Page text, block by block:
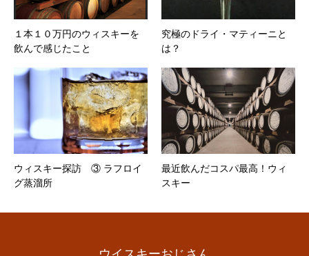
１本１０万円のウィスキーを
飲んで感じたこと
究極のドライ・マティーニと
は？
ウィスキー探訪 ③ ラフロイ
グ蒸溜所
最近飲んだコスパ最高！ウィ
スキー